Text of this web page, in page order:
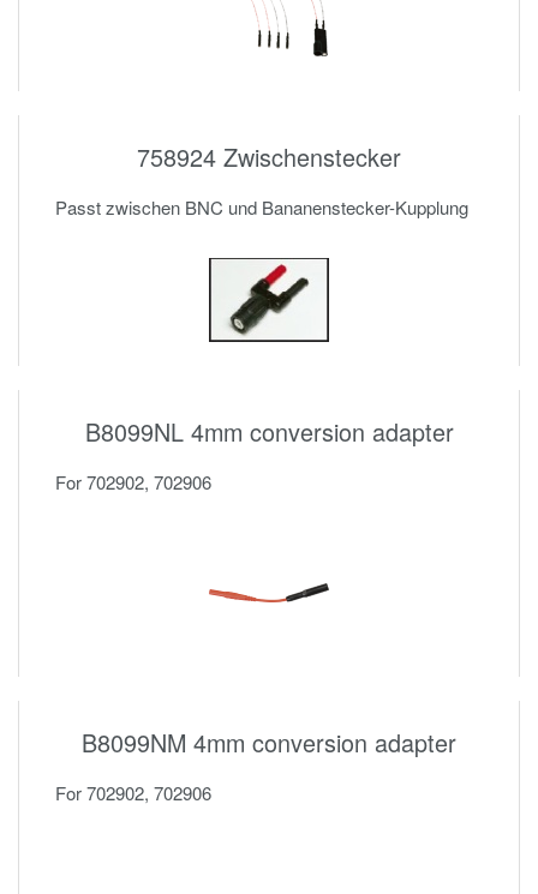
758924 Zwischenstecker
Passt zwischen BNC und Bananenstecker-Kupplung
B8099NL 4mm conversion adapter
For 702902, 702906
B8099NM 4mm conversion adapter
For 702902, 702906